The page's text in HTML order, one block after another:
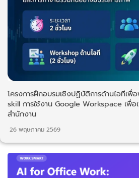
โครงการฝึกอบรมเชิงปฏิบัติการด้านไอทีเ
skill การใช้งาน Google Workspace เพื่อ
สำนักงาน
26 พฤษภาคม 2569